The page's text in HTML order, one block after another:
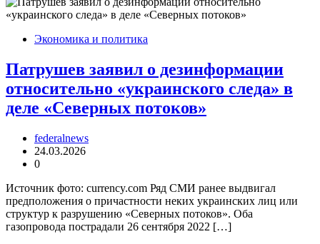
Экономика и политика
Патрушев заявил о дезинформации
относительно «украинского следа» в
деле «Северных потоков»
federalnews
24.03.2026
0
Источник фото: currency.com Ряд СМИ ранее выдвигал
предположения о причастности неких украинских лиц или
структур к разрушению «Северных потоков». Оба
газопровода пострадали 26 сентября 2022 […]